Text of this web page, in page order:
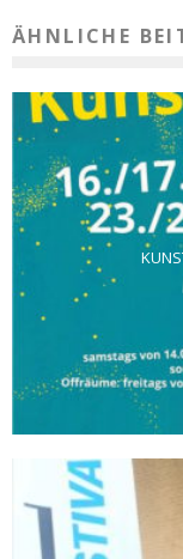
ÄHNLICHE